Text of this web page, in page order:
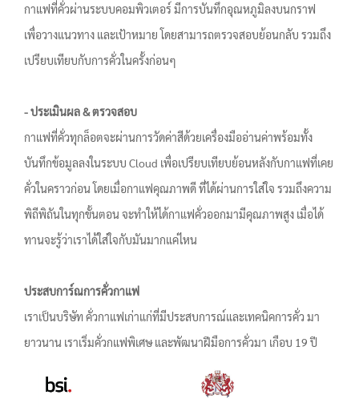
กาแฟที่คั่วผ่านระบบคอมพิวเตอร์ มีการบันทึกอุณหภูมิลงบนกราฟ
เพื่อวางแนวทาง และเป้าหมาย โดยสามารถตรวจสอบย้อนกลับ รวมถึง
เปรียบเทียบกับการคั่วในครั้งก่อนๆ
- ประเมินผล & ตรวจสอบ
กาแฟที่คั่วทุกล็อตจะผ่านการวัดค่าสีด้วยเครื่องมืออ่านค่าพร้อมทั้ง
บันทึกข้อมูลลงในระบบ Cloud เพื่อเปรียบเทียบย้อนหลังกับกาแฟที่เคย
คั่วในคราวก่อน โดยเมื่อกาแฟคุณภาพดี ที่ได้ผ่านการใส่ใจ รวมถึงความ
พิถีพิถันในทุกขั้นตอน จะทำให้ได้กาแฟคั่วออกมามีคุณภาพสูง เมื่อได้
ทานจะรู้ว่าเราได้ใส่ใจกับมันมากแค่ไหน
ประสบการ์ณการคั่วกาแฟ
เราเป็นบริษัท คั่วกาแฟเก่าแก่ที่มีประสบการณ์และเทคนิคการคั่ว มา
ยาวนาน เราเริ่มคั่วกแฟพิเศษ และพัฒนาฝีมือการคั่วมา เกือบ 19 ปี